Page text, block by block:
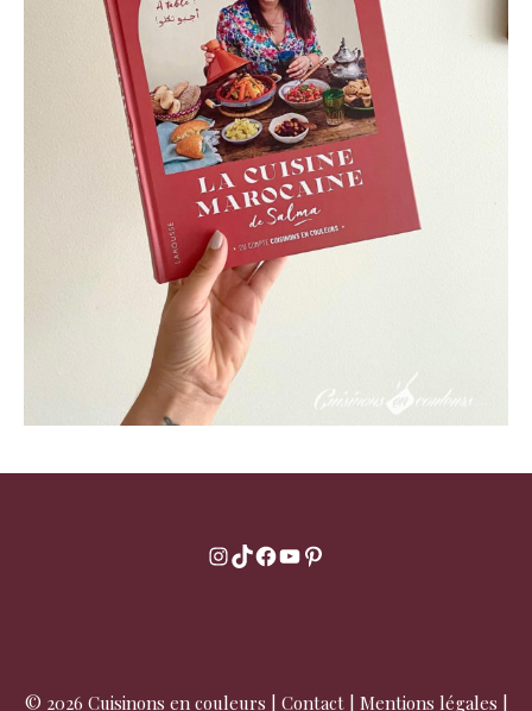
Instagram
TikTok
Facebook
YouTube
Pinterest
© 2026 Cuisinons en couleurs | Contact| Mentions légales |